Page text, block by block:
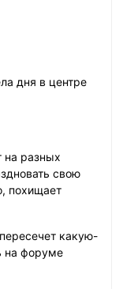
дня в центре
на разных
свою
похищает
какую-
на форуме